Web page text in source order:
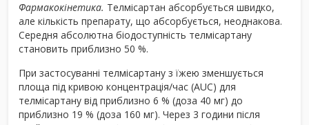
Фармакокінетика. Телмісартан абсорбується швидко,
але кількість препарату, що абсорбується, неоднакова.
Середня абсолютна біодоступність телмісартану
становить приблизно 50 %.
При застосуванні телмісартану з їжею зменшується
площа під кривою концентрація/час (AUC) для
телмісартану від приблизно 6 % (доза 40 мг) до
приблизно 19 % (доза 160 мг). Через 3 години після